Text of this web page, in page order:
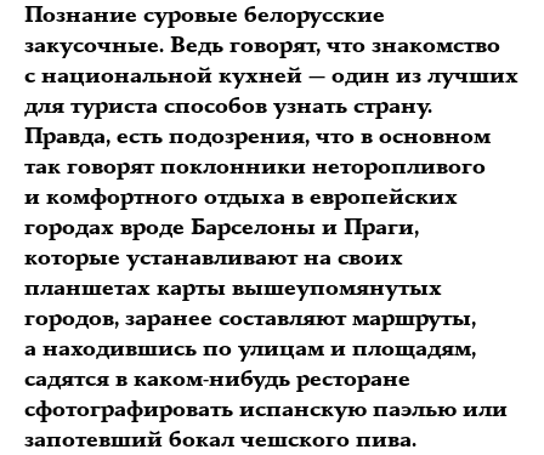
Познание суровые белорусские
закусочные. Ведь говорят, что знакомство
с национальной кухней — один из лучших
для туриста способов узнать страну.
Правда, есть подозрения, что в основном
так говорят поклонники неторопливого
и комфортного отдыха в европейских
городах вроде Барселоны и Праги,
которые устанавливают на своих
планшетах карты вышеупомянутых
городов, заранее составляют маршруты,
а находившись по улицам и площадям,
садятся в каком-нибудь ресторане
сфотографировать испанскую паэлью или
запотевший бокал чешского пива.